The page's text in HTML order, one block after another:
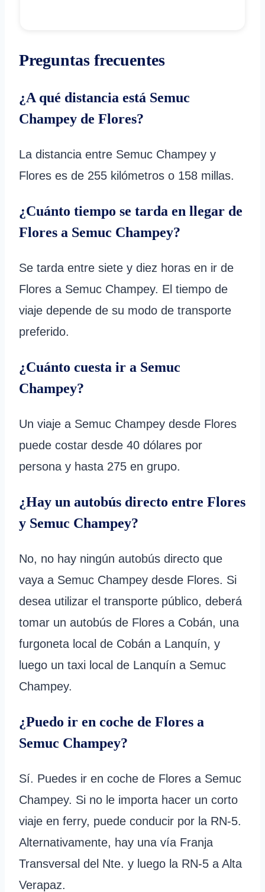
Preguntas frecuentes
¿A qué distancia está Semuc
Champey de Flores?
La distancia entre Semuc Champey y
Flores es de 255 kilómetros o 158 millas.
¿Cuánto tiempo se tarda en llegar de
Flores a Semuc Champey?
Se tarda entre siete y diez horas en ir de
Flores a Semuc Champey. El tiempo de
viaje depende de su modo de transporte
preferido.
¿Cuánto cuesta ir a Semuc
Champey?
Un viaje a Semuc Champey desde Flores
puede costar desde 40 dólares por
persona y hasta 275 en grupo.
¿Hay un autobús directo entre Flores
y Semuc Champey?
No, no hay ningún autobús directo que
vaya a Semuc Champey desde Flores. Si
desea utilizar el transporte público, deberá
tomar un autobús de Flores a Cobán, una
furgoneta local de Cobán a Lanquín, y
luego un taxi local de Lanquín a Semuc
Champey.
¿Puedo ir en coche de Flores a
Semuc Champey?
Sí. Puedes ir en coche de Flores a Semuc
Champey. Si no le importa hacer un corto
viaje en ferry, puede conducir por la RN-5.
Alternativamente, hay una vía Franja
Transversal del Nte. y luego la RN-5 a Alta
Verapaz.